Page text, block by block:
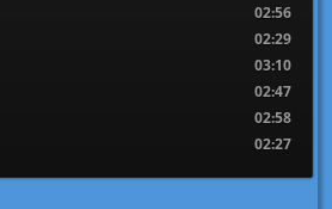
02:56
02:29
03:10
02:47
02:58
02:27